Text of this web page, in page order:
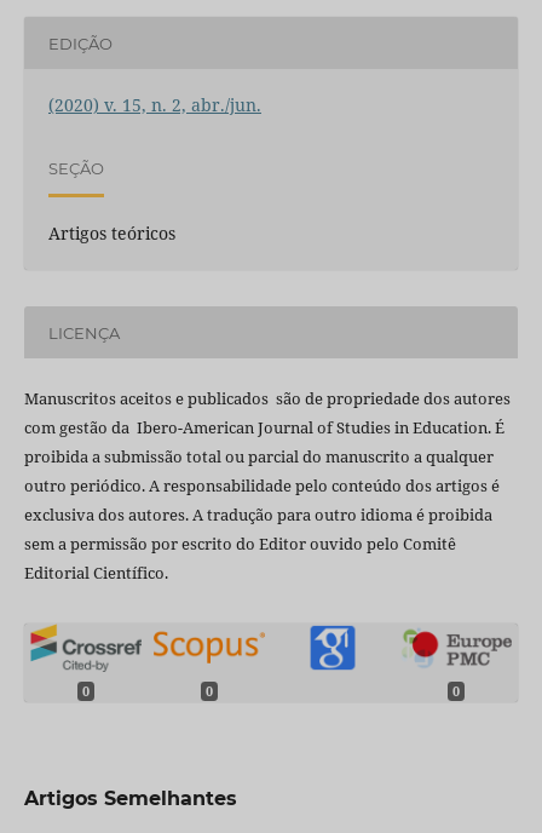
EDIÇÃO
(2020) v. 15, n. 2, abr./jun.
SEÇÃO
Artigos teóricos
LICENÇA
Manuscritos aceitos e publicados são de propriedade dos autores
com gestão da Ibero-American Journal of Studies in Education. É
proibida a submissão total ou parcial do manuscrito a qualquer
outro periódico. A responsabilidade pelo conteúdo dos artigos é
exclusiva dos autores. A tradução para outro idioma é proibida
sem a permissão por escrito do Editor ouvido pelo Comitê
Editorial Científico.
0 0 0
Artigos Semelhantes